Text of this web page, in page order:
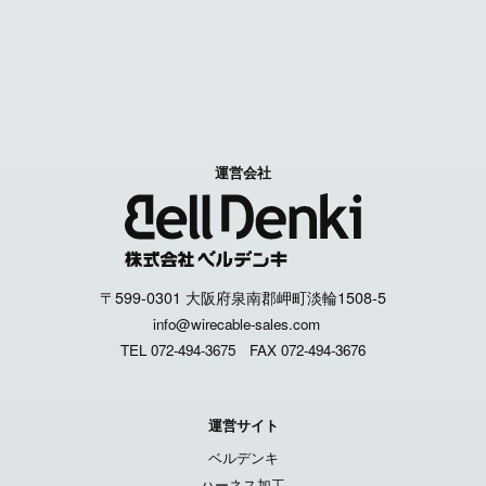
運営会社
〒599-0301 大阪府泉南郡岬町淡輪1508-5
info@wirecable-sales.com
TEL 072-494-3675 FAX 072-494-3676
運営サイト
ベルデンキ